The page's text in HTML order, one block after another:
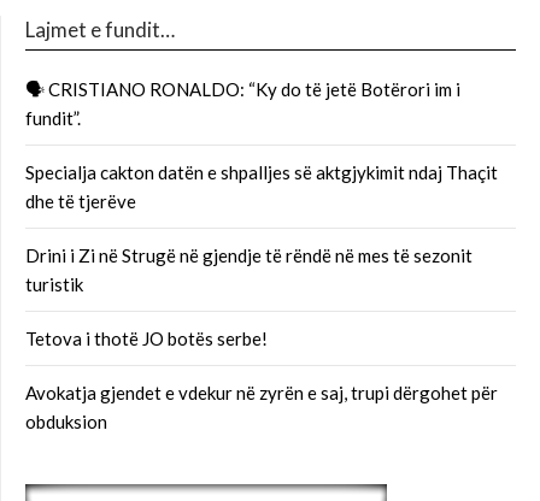
Lajmet e fundit…
🗣 CRISTIANO RONALDO: “Ky do të jetë Botërori im i
fundit”.
Specialja cakton datën e shpalljes së aktgjykimit ndaj Thaçit
dhe të tjerëve
Drini i Zi në Strugë në gjendje të rëndë në mes të sezonit
turistik
Tetova i thotë JO botës serbe!
Avokatja gjendet e vdekur në zyrën e saj, trupi dërgohet për
obduksion